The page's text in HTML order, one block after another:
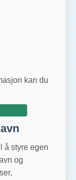
kan du
å styre egen
og